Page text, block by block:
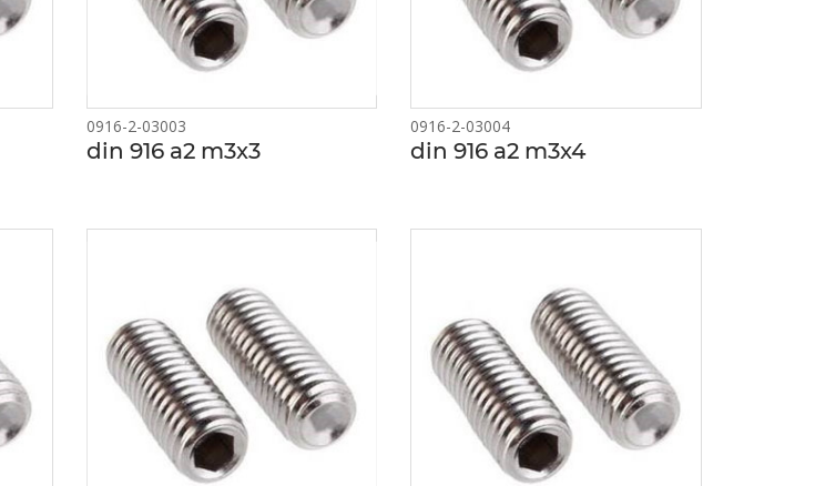
0916-2-03003
din 916 a2 m3x3
0916-2-03004
din 916 a2 m3x4